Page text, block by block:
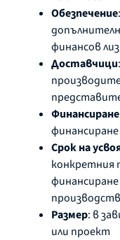
Обезпечение
финансов
Доставчици
Срок на
конкретния
Размер: в
или проект